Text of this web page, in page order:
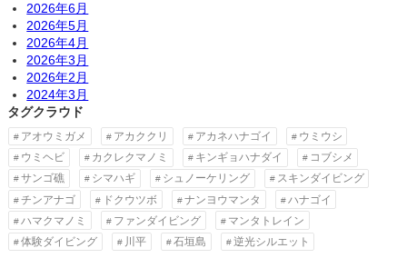
2026年6月
2026年5月
2026年4月
2026年3月
2026年2月
2024年3月
タグクラウド
アオウミガメ アカククリ アカネハナゴイ
ウミウシ
ウミヘビ
カクレクマノミ キンギョハナダイ
コブシメ
サンゴ礁
シマハギ シュノーケリング
スキンダイビング
チンアナゴ
ドクウツボ ナンヨウマンタ
ハナゴイ
ハマクマノミ
ファンダイビング
マンタトレイン
体験ダイビング
川平 石垣島 逆光シルエット